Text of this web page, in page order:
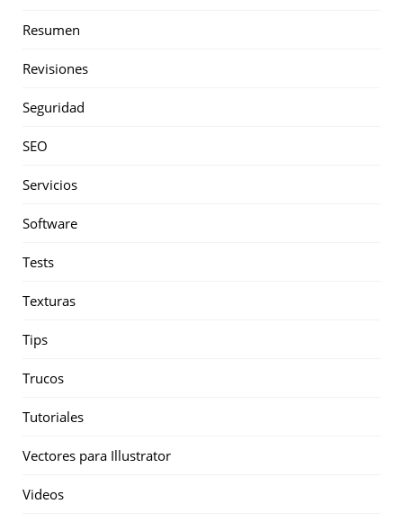
Resumen
Revisiones
Seguridad
SEO
Servicios
Software
Tests
Texturas
Tips
Trucos
Tutoriales
Vectores para Illustrator
Videos